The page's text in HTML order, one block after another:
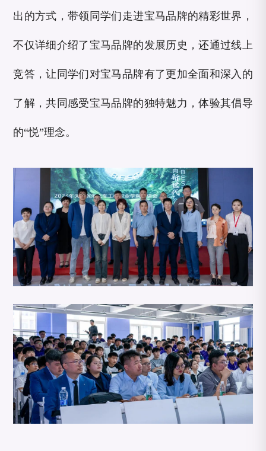
出的方式，带领同学们走进宝马品牌的精彩世界，
不仅详细介绍了宝马品牌的发展历史，还通过线上
竞答，让同学们对宝马品牌有了更加全面和深入的
了解，共同感受宝马品牌的独特魅力，体验其倡导
的“悦”理念。